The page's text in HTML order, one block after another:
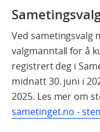
Ved sametingsvalg
valgmanntall for å
registrert deg i
midnatt 30. juni i
2025. Les mer om
sametinget.no -